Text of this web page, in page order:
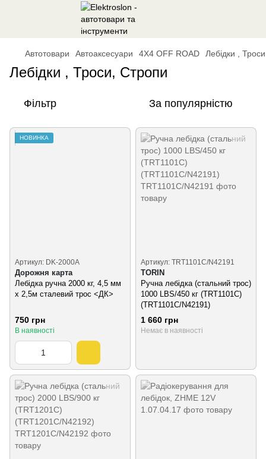
Автотовари Автоаксесуари 4Х4 OFF ROAD Лебідки ,
Лебідки , Троси, Стропи
Фільтр За популярністю
НОВИНКА
Артикул: DK-2000A
Дорожня карта
Лебідка ручна 2000 кг, 4,5 мм
х 2,5м сталевий трос <ДК>
750 грн
В наявності
Артикул: TRT1101C/N42191
TORIN
Ручна лебідка (стальний трос)
1000 LBS/450 кг (TRT1101C)
(TRT1101C/N42191)
1 660 грн
Немає в наявності